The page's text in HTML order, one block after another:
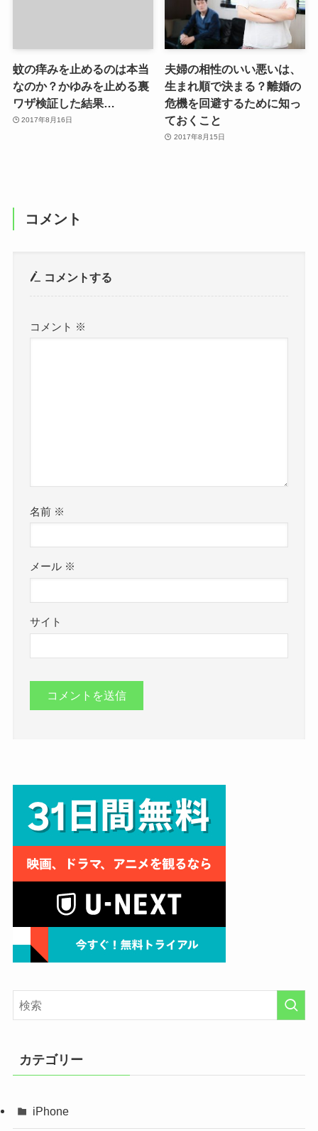
蚊の痒みを止めるのは本当
なのか？かゆみを止める裏
ワザ検証した結果…
2017年8月16日
夫婦の相性のいい悪いは、
生まれ順で決まる？離婚の
危機を回避するために知っ
ておくこと
2017年8月15日
コメント
コメントする
コメント ※
名前 ※
メール ※
サイト
カテゴリー
iPhone